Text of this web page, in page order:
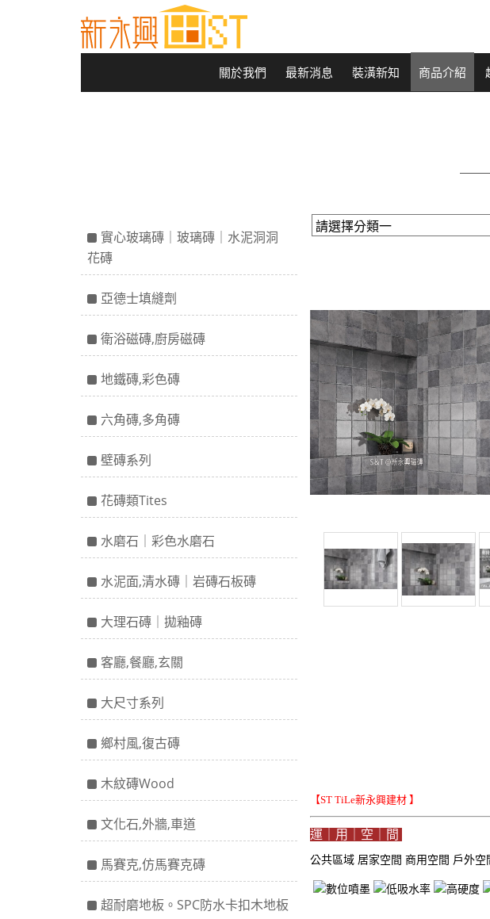
關於我們 最新消息 裝潢新知 商品介紹
實心玻璃磚｜玻璃磚｜水泥洞洞
花磚
亞德士填縫劑
衛浴磁磚,廚房磁磚
地鐵磚,彩色磚
六角磚,多角磚
壁磚系列
花磚類Tites
水磨石｜彩色水磨石
水泥面,清水磚｜岩磚石板磚
大理石磚｜拋釉磚
客廳,餐廳,玄關
大尺寸系列
鄉村風,復古磚
木紋磚Wood
文化石,外牆,車道
馬賽克,仿馬賽克磚
超耐磨地板。SPC防水卡扣木地板
【ST TiLe新永興建材 】
運｜用｜空｜間
公共區域 居家空間商用空間 戶外空